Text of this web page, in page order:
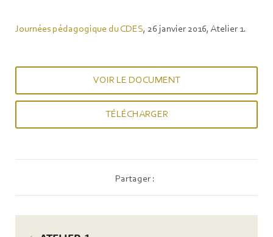
Journées pédagogique du CDES, 26 janvier 2016, Atelier 1.
VOIR LE DOCUMENT
TÉLÉCHARGER
Partager :